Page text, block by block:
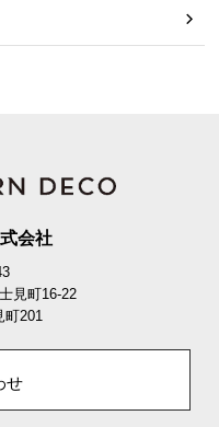
会社
見町16-22
町201
せ